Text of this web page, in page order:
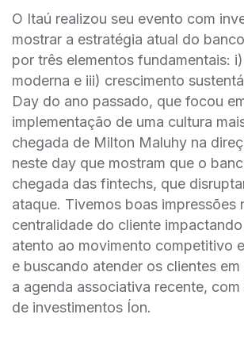
O Itaú realizou seu evento com
mostrar a estratégia atual do
por três elementos fundamentais:
moderna e iii) crescimento
Day do ano passado, que focou
implementação de uma cultura
chegada de Milton Maluhy na
neste day que mostram que o
chegada das fintechs, que
ataque. Tivemos boas
centralidade do cliente
atento ao movimento competitivo
e buscando atender os clientes
a agenda associativa recente,
de investimentos Íon.